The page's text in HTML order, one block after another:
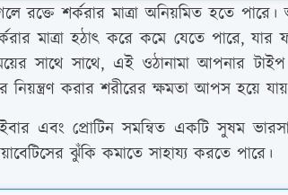
রক্তে শর্করার মাত্রা অনিয়মিত হতে
মাত্রা হঠাৎ করে কমে যেতে পারে, যার
সাথে সাথে, এই ওঠানামা আপনার টাইপ
নিয়ন্ত্রণ করার শরীরের ক্ষমতা আপস হয়ে
এবং প্রোটিন সমন্বিত একটি সুষম
ঝুঁকি কমাতে সাহায্য করতে পারে।